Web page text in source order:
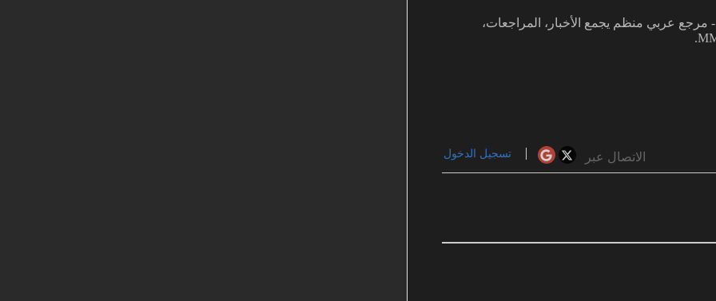
شغفي بألعاب MMO دفعني لتأسيس MMOARAB - مرجع عربي منظم يجمع الأخبار، المراجعات،
الاتصال عبر تسجيل الدخول